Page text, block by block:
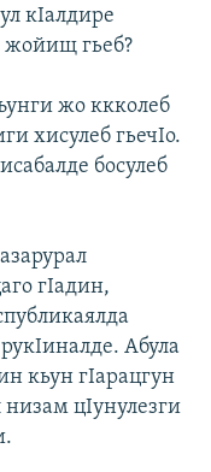
кIалдире
жойищ гьеб?
жо ккколеб
хисулеб гьечIо.
босулеб
гIадин,
Абула
кьун гIарацгун
низам цIунулезги